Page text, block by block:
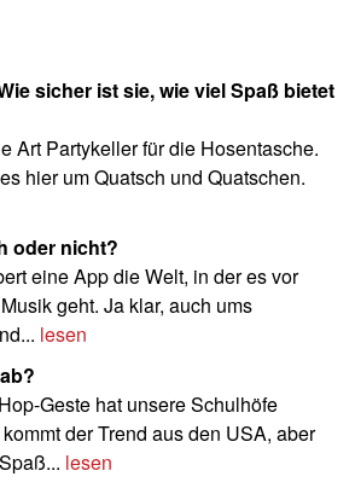
Art Partykeller für die Hosen­tasche.
hier um Quatsch und Quatschen.
oder nicht?
eine App die Welt, in der es vor
geht. Ja klar, auch ums
lesen
Geste hat unsere Schulhöfe
der Trend aus den USA, aber
lesen